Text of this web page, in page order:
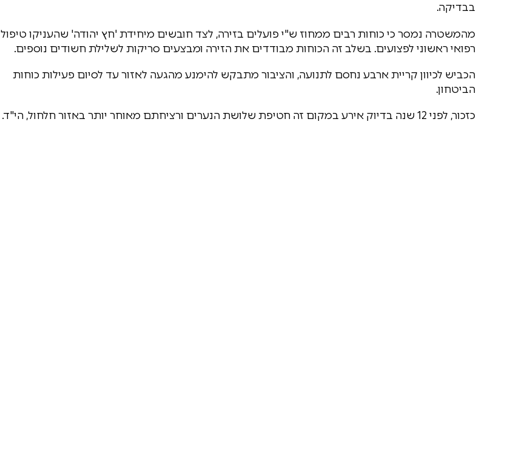
בבדיקה.
מהמשטרה נמסר כי כוחות רבים ממחוז ש"י פועלים בזירה, לצד חובשים מיחידת 'חץ יהודה' שהעניקו טיפול
רפואי ראשוני לפצועים. בשלב זה הכוחות מבודדים את הזירה ומבצעים סריקות לשלילת חשודים נוספים.
הכביש לכיוון קריית ארבע נחסם לתנועה, והציבור מתבקש להימנע מהגעה לאזור עד לסיום פעילות כוחות
הביטחון.
כזכור, לפני 12 שנה בדיוק אירע במקום זה חטיפת שלושת הנערים ורציחתם מאוחר יותר באזור חלחול, הי"ד.